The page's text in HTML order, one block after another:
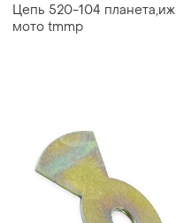
Цепь 520-104 планета,иж
мото tmmp